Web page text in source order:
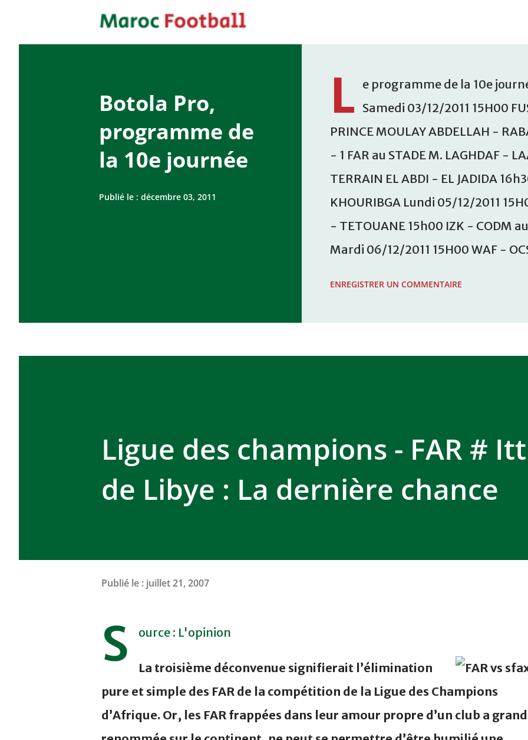
Botola Pro,
programme de
la 10e journée
Publié le : décembre 03, 2011
L e programme de la 10e
Samedi 03/12/2011 15H00
PRINCE MOULAY ABDELLAH -
- 1 FAR au STADE M. LAGHDAF -
TERRAIN EL ABDI - EL JADIDA
KHOURIBGA Lundi 05/12/2011
- TETOUANE 15h00 IZK - CODM
Mardi 06/12/2011 15H00 WAF -
ENREGISTRER UN COMMENTAIRE
Ligue des champions - FAR #
de Libye : La dernière chance
Publié le : juillet 21, 2007
S ource : L'opinion
La troisième déconvenue signifierait l’élimination
pure et simple des FAR de la compétition de la Ligue des Champions
d’Afrique. Or, les FAR frappées dans leur amour propre d’un club a